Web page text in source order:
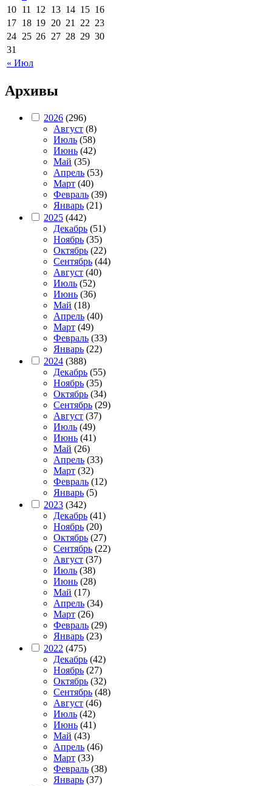
« Июл
10 11 12 13 14 15 16
17 18 19 20 21 22 23
24 25 26 27 28 29 30
31
Архивы
2026 (296)
Август (8)
Июль (58)
Июнь (42)
Май (35)
Апрель (53)
Март (40)
Февраль (39)
Январь (21)
2025 (442)
Декабрь (51)
Ноябрь (35)
Октябрь (22)
Сентябрь (44)
Август (40)
Июль (52)
Июнь (36)
Май (18)
Апрель (40)
Март (49)
Февраль (33)
Январь (22)
2024 (388)
Декабрь (55)
Ноябрь (35)
Октябрь (34)
Сентябрь (29)
Август (37)
Июль (49)
Июнь (41)
Май (26)
Апрель (33)
Март (32)
Февраль (12)
Январь (5)
2023 (342)
Декабрь (41)
Ноябрь (20)
Октябрь (27)
Сентябрь (22)
Август (37)
Июль (38)
Июнь (28)
Май (17)
Апрель (34)
Март (26)
Февраль (29)
Январь (23)
2022 (475)
Декабрь (42)
Ноябрь (27)
Октябрь (32)
Сентябрь (48)
Август (46)
Июль (42)
Июнь (41)
Май (43)
Апрель (46)
Март (33)
Февраль (38)
Январь (37)